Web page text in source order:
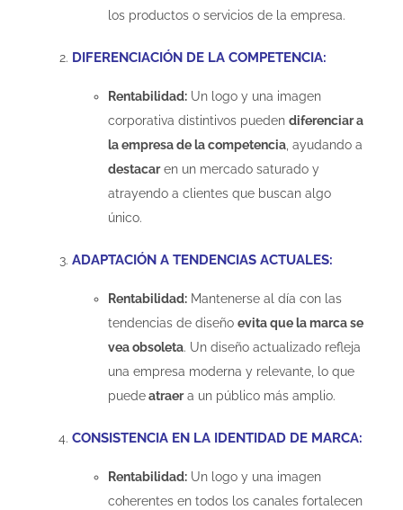
los productos o servicios de la empresa.
DIFERENCIACIÓN DE LA COMPETENCIA:
Rentabilidad: Un logo y una imagen
corporativa distintivos pueden diferenciar a
la empresa de la competencia, ayudando a
destacaren un mercado saturado y
atrayendo a clientes que buscan algo
único.
ADAPTACIÓN A TENDENCIAS ACTUALES:
Rentabilidad: Mantenerse al día con las
tendencias de diseño evita que la marca se
vea obsoleta. Un diseño actualizado refleja
una empresa moderna y relevante, lo que
puedeatraera un público más amplio.
CONSISTENCIA EN LA IDENTIDAD DE MARCA:
Rentabilidad: Un logo y una imagen
coherentes en todos los canales fortalecen